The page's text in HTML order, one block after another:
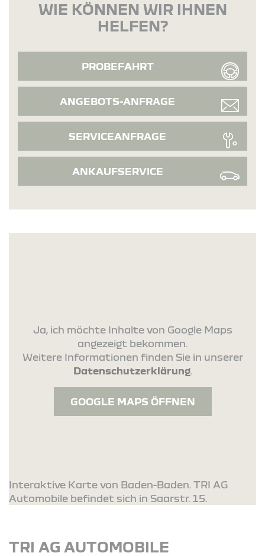
WIE KÖNNEN WIR IHNEN
HELFEN?
PROBEFAHRT
ANGEBOTS-ANFRAGE
SERVICEANFRAGE
ANKAUFSERVICE
Ja, ich möchte Inhalte von Google Maps
angezeigt bekommen.
Weitere Informationen finden Sie in unserer
Datenschutzerklärung.
GOOGLE MAPS ÖFFNEN
Interaktive Karte von Baden-Baden. TRI AG
Automobile befindet sich in Saarstr. 15.
TRI AG AUTOMOBILE